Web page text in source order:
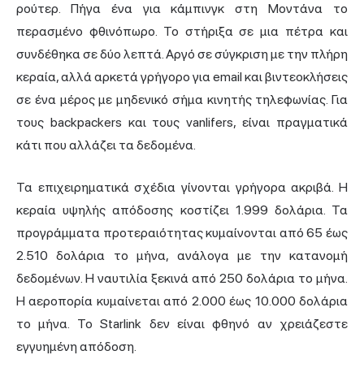
ρούτερ. Πήγα ένα για κάμπινγκ στη Μοντάνα το
περασμένο φθινόπωρο. Το στήριξα σε μια πέτρα και
συνδέθηκα σε δύο λεπτά. Αργό σε σύγκριση με την πλήρη
κεραία, αλλά αρκετά γρήγορο για email και βιντεοκλήσεις
σε ένα μέρος με μηδενικό σήμα κινητής τηλεφωνίας. Για
τους backpackers και τους vanlifers, είναι πραγματικά
κάτι που αλλάζει τα δεδομένα.
Τα επιχειρηματικά σχέδια γίνονται γρήγορα ακριβά. Η
κεραία υψηλής απόδοσης κοστίζει 1.999 δολάρια. Τα
προγράμματα προτεραιότητας κυμαίνονται από 65 έως
2.510 δολάρια το μήνα, ανάλογα με την κατανομή
δεδομένων. Η ναυτιλία ξεκινά από 250 δολάρια το μήνα.
Η αεροπορία κυμαίνεται από 2.000 έως 10.000 δολάρια
το μήνα. Το Starlink δεν είναι φθηνό αν χρειάζεστε
εγγυημένη απόδοση.